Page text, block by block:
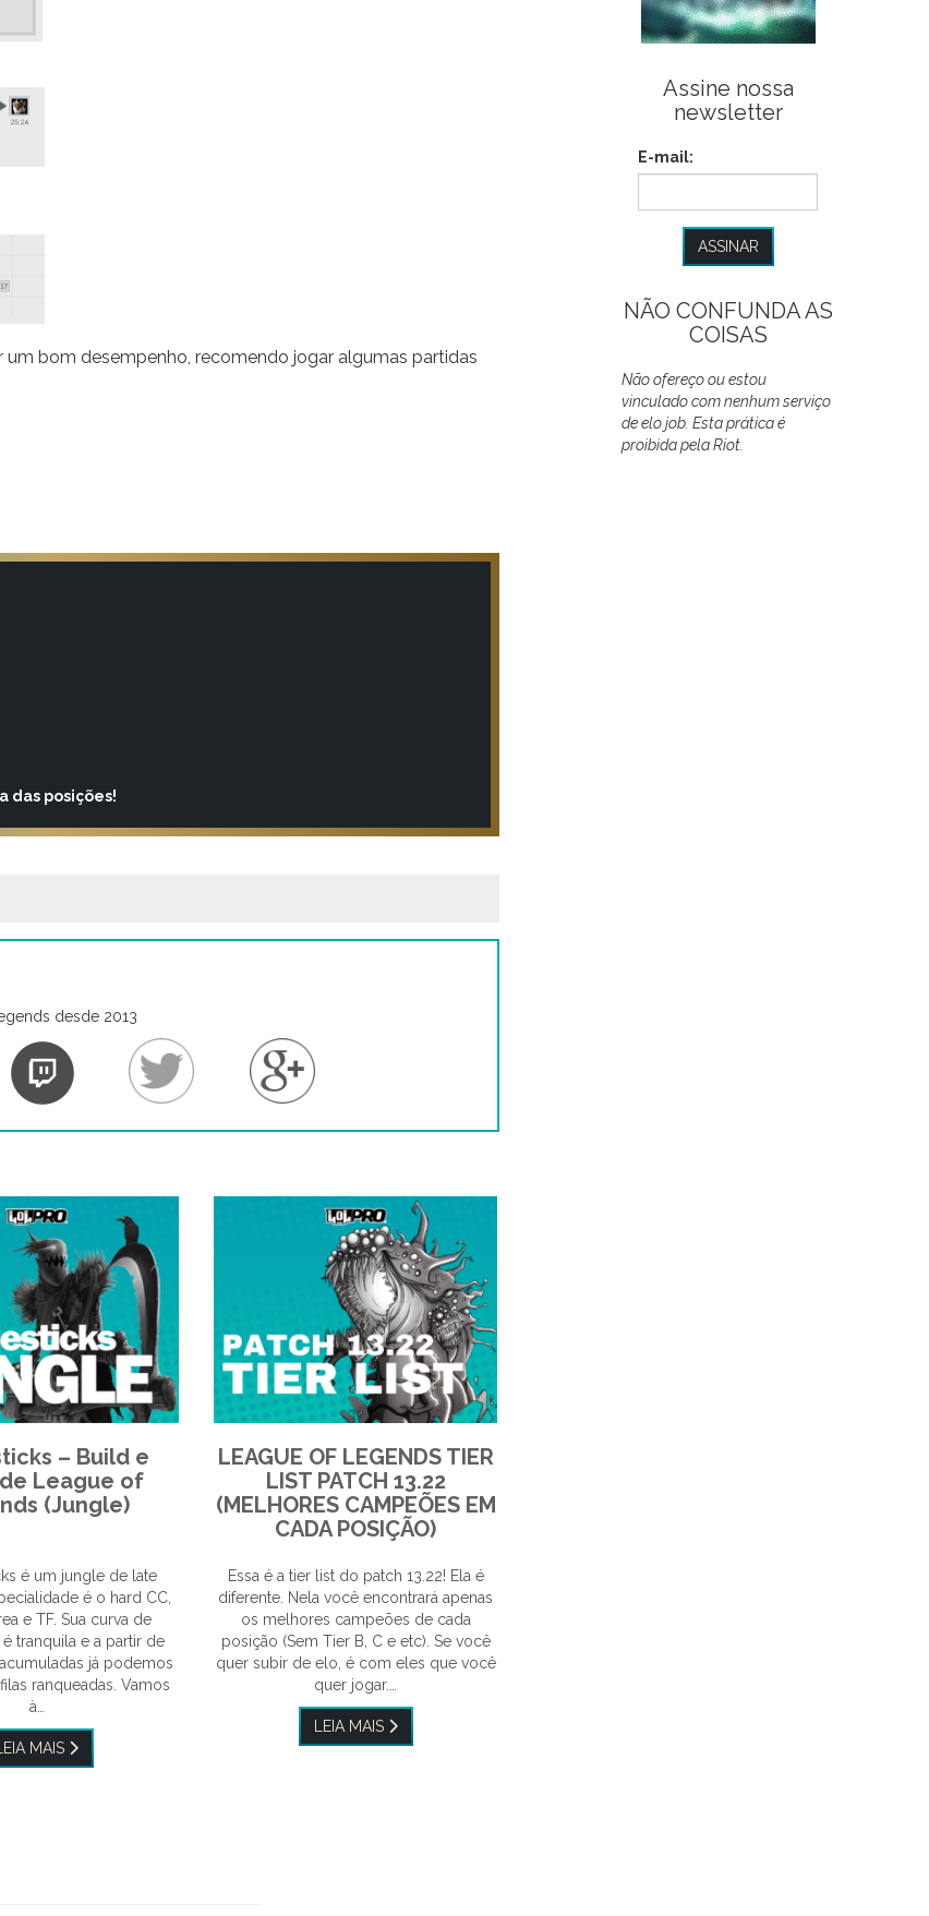
bom desempenho, recomendo jogar algumas partidas
das posições!
desde 2013
– Build e
League of
(Jungle)
é um jungle de late
é o hard CC,
e TF. Sua curva de
tranquila e a partir de
já podemos
ranqueadas. Vamos
à…
MAIS
LEAGUE OF LEGENDS TIER
LIST PATCH 13.22
(MELHORES CAMPEÕES EM
CADA POSIÇÃO)
Essa é a tier list do patch 13.22! Ela é
diferente. Nela você encontrará apenas
os melhores campeões de cada
posição (Sem Tier B, C e etc). Se você
quer subir de elo, é com eles que você
quer jogar.…
LEIA MAIS
Assine nossa
newsletter
E-mail:
NÃO CONFUNDA AS
COISAS
Não ofereço ou estou
vinculado com nenhum serviço
de elo job. Esta prática é
proibida pela Riot.